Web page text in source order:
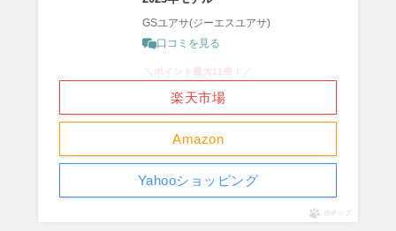
GSユアサ(ジーエスユアサ)
口コミを見る
Amazon
＼ポイント最大11倍！／
楽天市場
Yahooショッピング
ポチップ